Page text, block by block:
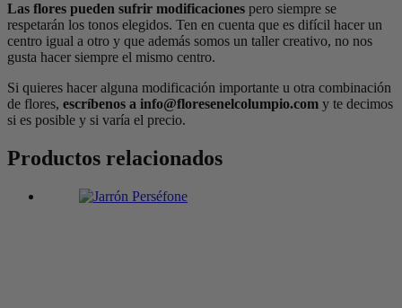
Las flores pueden sufrir modificaciones pero siempre se
respetarán los tonos elegidos. Ten en cuenta que es difícil hacer un
centro igual a otro y que además somos un taller creativo, no nos
gusta hacer siempre el mismo centro.
Si quieres hacer alguna modificación importante u otra combinación
de flores, escríbenos a info@floresenelcolumpio.com y te decimos
si es posible y si varía el precio.
Productos relacionados